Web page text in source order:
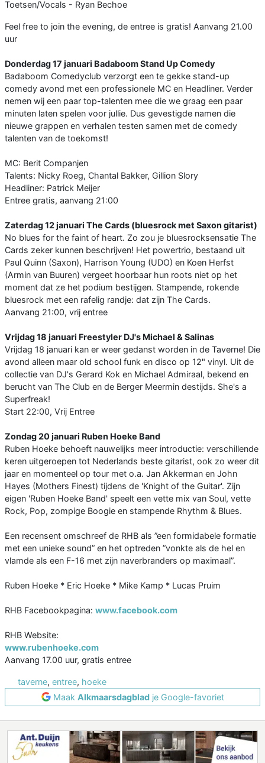
Toetsen/Vocals - Ryan Bechoe
Feel free to join the evening, de entree is gratis! Aanvang 21.00
uur
Donderdag 17 januari Badaboom Stand Up Comedy
Badaboom Comedyclub verzorgt een te gekke stand-up
comedy avond met een professionele MC en Headliner. Verder
nemen wij een paar top-talenten mee die we graag een paar
minuten laten spelen voor jullie. Dus gevestigde namen die
nieuwe grappen en verhalen testen samen met de comedy
talenten van de toekomst!
MC: Berit Companjen
Talents: Nicky Roeg, Chantal Bakker, Gillion Slory
Headliner: Patrick Meijer
Entree gratis, aanvang 21:00
Zaterdag 12 januari The Cards (bluesrock met Saxon gitarist)
No blues for the faint of heart. Zo zou je bluesrocksensatie The
Cards zeker kunnen beschrijven! Het powertrio, bestaand uit
Paul Quinn (Saxon), Harrison Young (UDO) en Koen Herfst
(Armin van Buuren) vergeet hoorbaar hun roots niet op het
moment dat ze het podium bestijgen. Stampende, rokende
bluesrock met een rafelig randje: dat zijn The Cards.
Aanvang 21:00, vrij entree
Vrijdag 18 januari Freestyler DJ's Michael & Salinas
Vrijdag 18 januari kan er weer gedanst worden in de Taverne! Die
avond alleen maar old school funk en disco op 12" vinyl. Uit de
collectie van DJ's Gerard Kok en Michael Admiraal, bekend en
berucht van The Club en de Berger Meermin destijds. She's a
Superfreak!
Start 22:00, Vrij Entree
Zondag 20 januari Ruben Hoeke Band
Ruben Hoeke behoeft nauwelijks meer introductie: verschillende
keren uitgeroepen tot Nederlands beste gitarist, ook zo weer dit
jaar en momenteel op tour met o.a. Jan Akkerman en John
Hayes (Mothers Finest) tijdens de 'Knight of the Guitar'. Zijn
eigen 'Ruben Hoeke Band' speelt een vette mix van Soul, vette
Rock, Pop, zompige Boogie en stampende Rhythm & Blues.
Een recensent omschreef de RHB als ”een formidabele formatie
met een unieke sound” en het optreden ”vonkte als de hel en
vlamde als een F-16 met zijn naverbranders op maximaal”.
Ruben Hoeke * Eric Hoeke * Mike Kamp * Lucas Pruim
RHB Facebookpagina: www.facebook.com
RHB Website:
www.rubenhoeke.com
Aanvang 17.00 uur, gratis entree
taverne, entree, hoeke
Maak Alkmaarsdagbladje Google-favoriet